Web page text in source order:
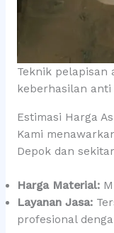
Teknik pelapisan
keberhasilan anti
Estimasi Harga
Kami
Depok dan
Harga Material:
Layanan Jasa:
profesional